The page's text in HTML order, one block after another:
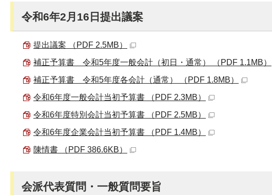
令和6年2月16日提出議案
提出議案 （PDF 2.5MB）
補正予算書 令和5年度一般会計（初日・通常） （PDF 1.1MB）
補正予算書 令和5年度各会計（通常） （PDF 1.8MB）
令和6年度一般会計当初予算書 （PDF 2.3MB）
令和6年度特別会計当初予算書 （PDF 2.5MB）
令和6年度企業会計当初予算書 （PDF 1.4MB）
陳情書 （PDF 386.6KB）
会派代表質問・一般質問要旨